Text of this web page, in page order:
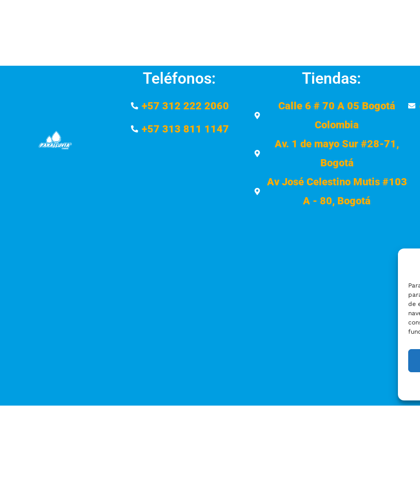
de
Teléfonos:
+57 312 222 2060
+57 313 811 1147
Tiendas:
Calle 6 # 70 A 05 Bogotá
Colombia
Av. 1 de mayo Sur #28-71,
Bogotá
Av José Celestino Mutis #103
A - 80, Bogotá